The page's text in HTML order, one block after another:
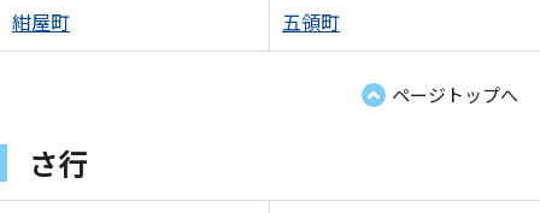
紺屋町 五領町
ページトップへ
さ行